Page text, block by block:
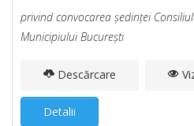
privind convocarea şedinţei
Municipiului Bucureşti
Descărcare
Detalii